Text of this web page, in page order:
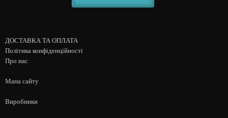
ДОСТАВКА ТА ОПЛАТА
Політика конфіденційності
Про нас
Мапа сайту
Виробники